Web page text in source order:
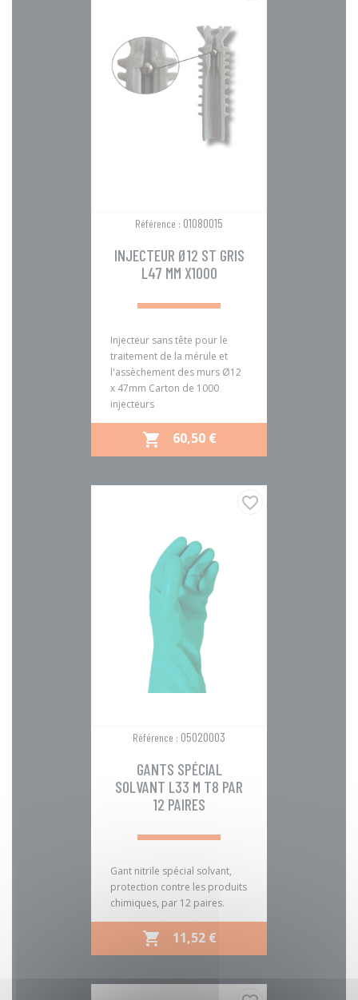
Référence : 01080015
INJECTEUR Ø12 ST GRIS
L47 MM X1000
Injecteur sans tête pour le
traitement de la mérule et
l'assèchement des murs Ø12
x 47mm Carton de 1000
injecteurs
 PRIX
60,50 €
Référence : 05020003
GANTS SPÉCIAL
SOLVANT L33 M T8 PAR
12 PAIRES
Gant nitrile spécial solvant,
protection contre les produits
chimiques, par 12 paires.
 PRIX
11,52 €
favorite_border